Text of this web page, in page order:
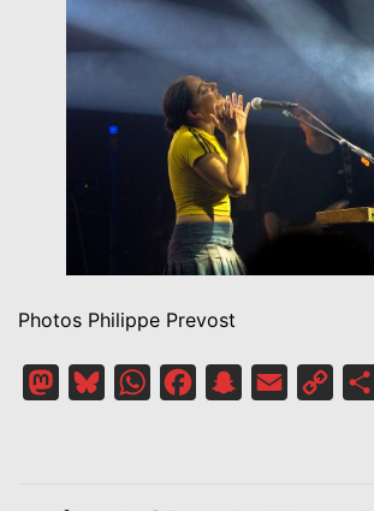
Photos Philippe Prevost
MastodonBlueskyWhatsAppFacebookSnapchat
Email
Copy